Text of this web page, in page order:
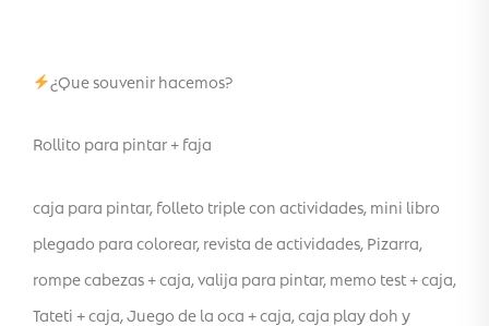
¿Que souvenir hacemos?
Rollito para pintar + faja
caja para pintar, folleto triple con actividades, mini libro
plegado para colorear, revista de actividades, Pizarra,
rompe cabezas + caja, valija para pintar, memo test + caja,
Tateti + caja, Juego de la oca + caja, caja play doh y